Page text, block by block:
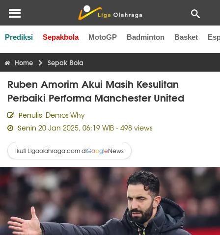
Prediksi Sepakbola MotoGP Badminton Basket
Liga Inggris Liga Italia Liga Spanyol Liga Perancis
Home Sepak Bola
Ruben Amorim Akui Masih Kesulitan
Perbaiki Performa Manchester United
Penulis: Demos Why
Senin 20 Jan 2025, 06:19 WIB - 498 views
Ikuti Ligaolahraga.com diGoogleNews